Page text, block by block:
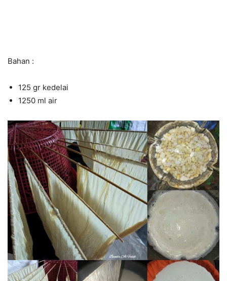
Bahan :
125 gr kedelai
1250 ml air